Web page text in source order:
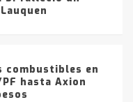
combustibles en
hasta Axion